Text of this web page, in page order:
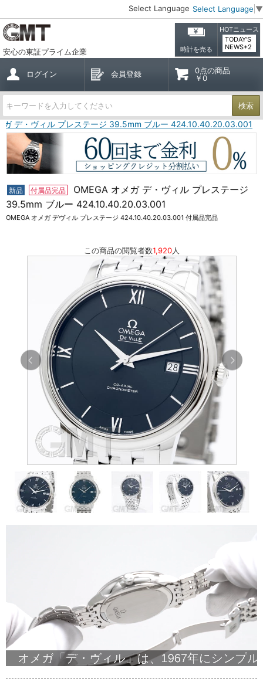
Select Language Select Language ▼
安心の東証プライム企業 時計を売る
HOTニュース
TODAY'S
NEWS+2
ログイン 会員登録
0点の商品
￥0
検索
ガ デ・ヴィル プレステージ 39.5mm ブルー 424.10.40.20.03.001
新品 付属品完品
OMEGA オメガ デ・ヴィル プレステージ
39.5mm ブルー 424.10.40.20.03.001
OMEGA オメガ デヴィル プレステージ 424.10.40.20.03.001 付属品完品
この商品の閲覧者数1,920人